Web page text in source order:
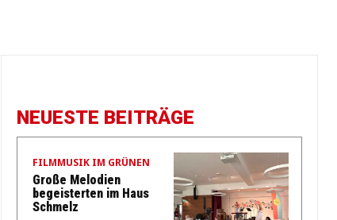
NEUESTE BEITRÄGE
FILMMUSIK IM GRÜNEN
Große Melodien
begeisterten im Haus
Schmelz